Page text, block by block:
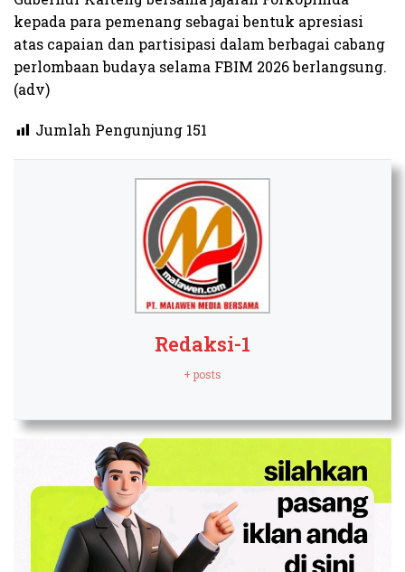
kepada para pemenang sebagai bentuk apresiasi
atas capaian dan partisipasi dalam berbagai cabang
perlombaan budaya selama FBIM 2026 berlangsung.
(adv)
Jumlah Pengunjung 151
Redaksi-1
+ posts